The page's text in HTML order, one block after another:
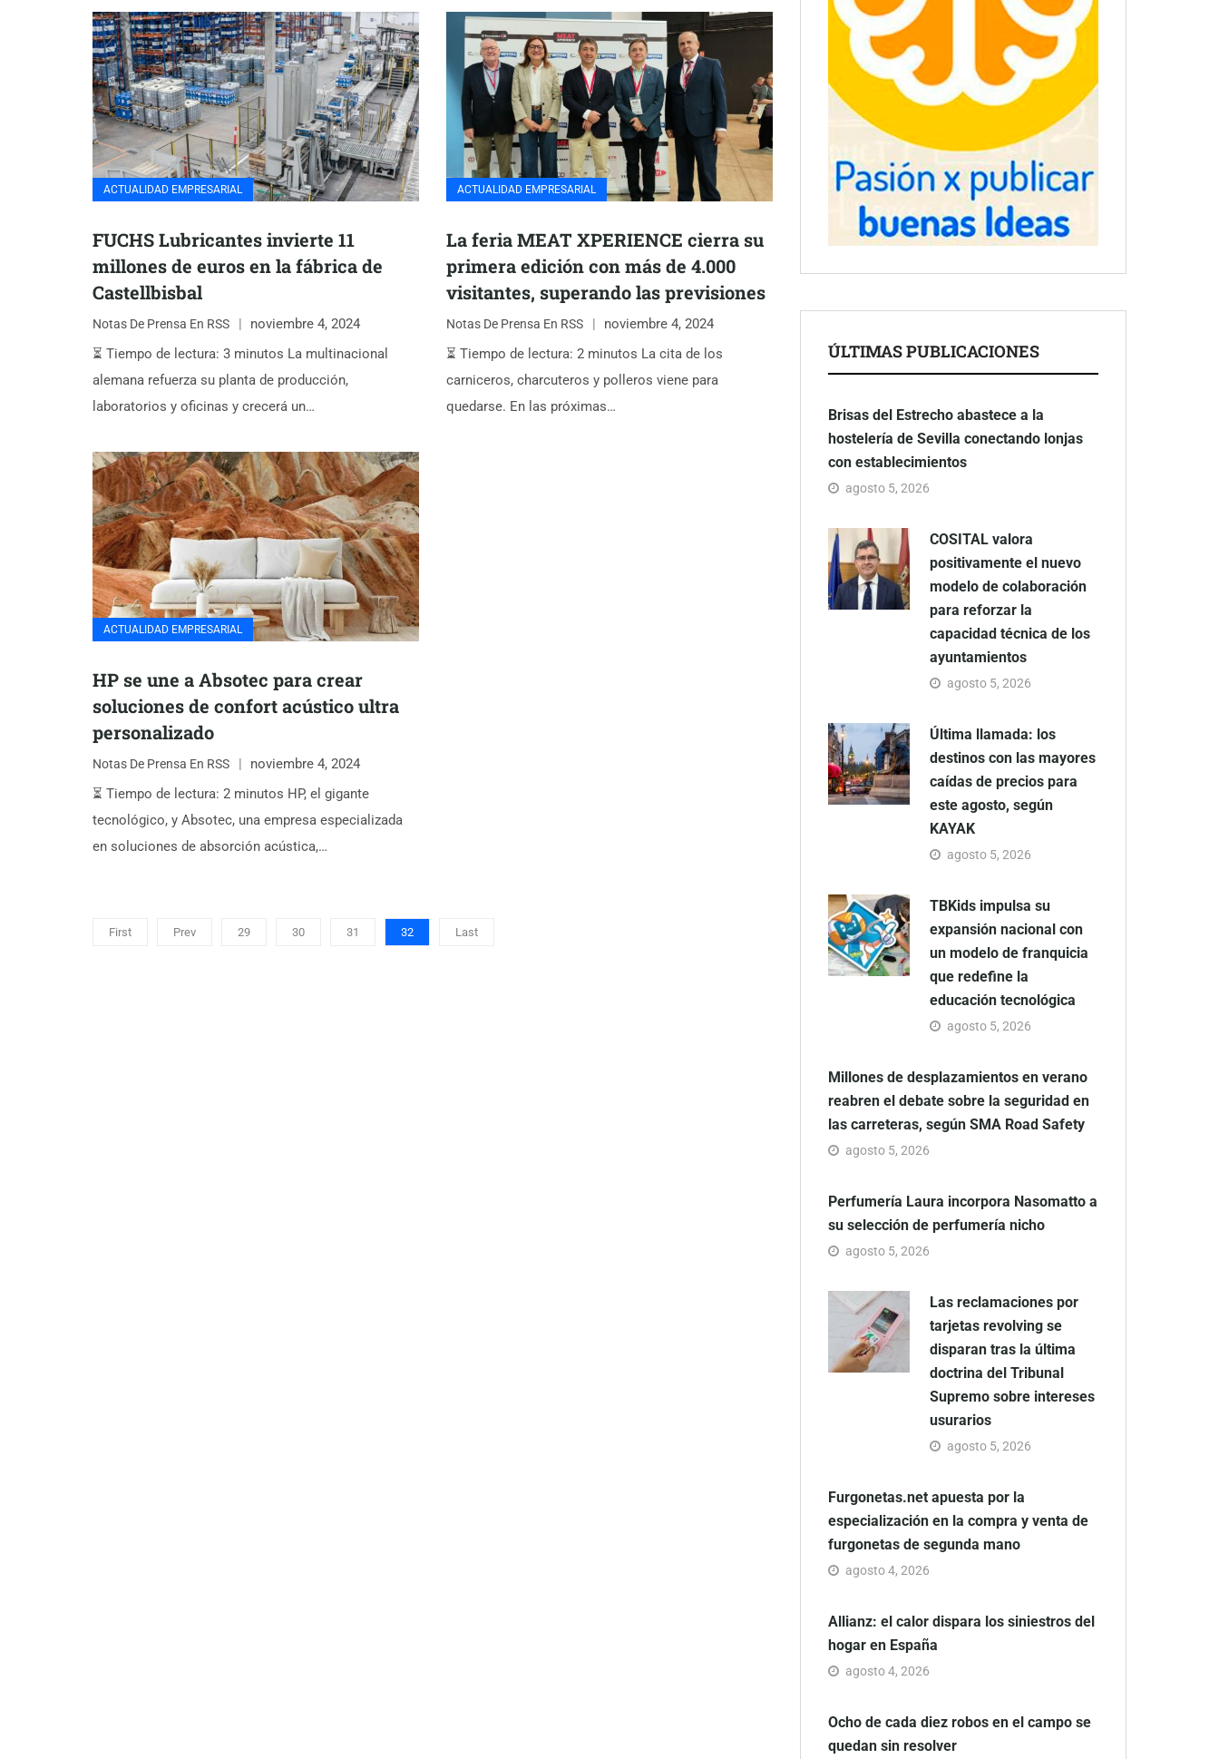
ACTUALIDAD EMPRESARIAL
FUCHS Lubricantes invierte 11
millones de euros en la fábrica de
Castellbisbal
Notas De Prensa En RSS
noviembre 4, 2024
⏳ Tiempo de lectura: 3 minutos La multinacional
alemana refuerza su planta de producción,
laboratorios y oficinas y crecerá un…
ACTUALIDAD EMPRESARIAL
La feria MEAT XPERIENCE cierra su
primera edición con más de 4.000
visitantes, superando las previsiones
Notas De Prensa En RSS
noviembre 4, 2024
⏳ Tiempo de lectura: 2 minutos La cita de los
carniceros, charcuteros y polleros viene para
quedarse. En las próximas…
ACTUALIDAD EMPRESARIAL
HP se une a Absotec para crear
soluciones de confort acústico ultra
personalizado
Notas De Prensa En RSS
noviembre 4, 2024
⏳ Tiempo de lectura: 2 minutos HP, el gigante
tecnológico, y Absotec, una empresa especializada
en soluciones de absorción acústica,…
First Prev 29 30 31 32 Last
ÚLTIMAS PUBLICACIONES
Brisas del Estrecho abastece a la
hostelería de Sevilla conectando lonjas
con establecimientos
agosto 5, 2026
COSITAL valora
positivamente el nuevo
modelo de colaboración
para reforzar la
capacidad técnica de los
ayuntamientos
agosto 5, 2026
Última llamada: los
destinos con las mayores
caídas de precios para
este agosto, según
KAYAK
agosto 5, 2026
TBKids impulsa su
expansión nacional con
un modelo de franquicia
que redefine la
educación tecnológica
agosto 5, 2026
Millones de desplazamientos en verano
reabren el debate sobre la seguridad en
las carreteras, según SMA Road Safety
agosto 5, 2026
Perfumería Laura incorpora Nasomatto a
su selección de perfumería nicho
agosto 5, 2026
Las reclamaciones por
tarjetas revolving se
disparan tras la última
doctrina del Tribunal
Supremo sobre intereses
usurarios
agosto 5, 2026
Furgonetas.net apuesta por la
especialización en la compra y venta de
furgonetas de segunda mano
agosto 4, 2026
Allianz: el calor dispara los siniestros del
hogar en España
agosto 4, 2026
Ocho de cada diez robos en el campo se
quedan sin resolver